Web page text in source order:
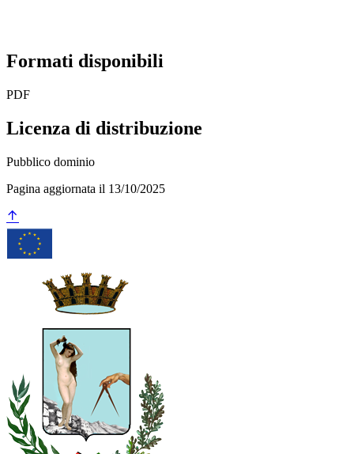
Formati disponibili
PDF
Licenza di distribuzione
Pubblico dominio
Pagina aggiornata il 13/10/2025